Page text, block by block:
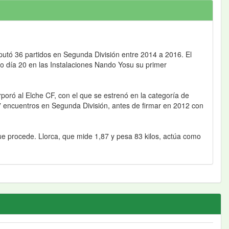
36 partidos en Segunda División entre 2014 a 2016. El
día 20 en las Instalaciones Nando Yosu su primer
al Elche CF, con el que se estrenó en la categoría de
en Segunda División, antes de firmar en 2012 con
procede. Llorca, que mide 1,87 y pesa 83 kilos, actúa como